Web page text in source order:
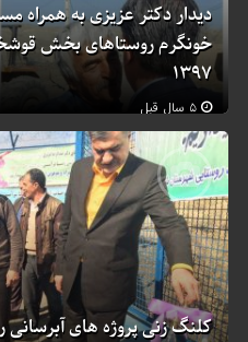
دیدار دکتر عزیزی به همراه
خونگرم روستاهای بخش
۱۳۹۷
۵ سال قبل
کلنگ زنی پروژه های